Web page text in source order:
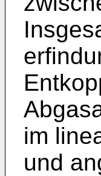
im
und